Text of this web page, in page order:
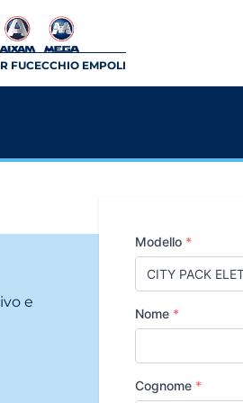
FUCECCHIO EMPOLI
e
Modello *
Nome *
Cognome *